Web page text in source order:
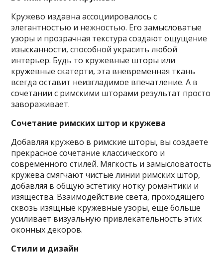
Кружево издавна ассоциировалось с
элегантностью и нежностью. Его замысловатые
узоры и прозрачная текстура создают ощущение
изысканности, способной украсить любой
интерьер. Будь то кружевные шторы или
кружевные скатерти, эта вневременная ткань
всегда оставит неизгладимое впечатление. А в
сочетании с римскими шторами результат просто
завораживает.
Сочетание римских штор и кружева
Добавляя кружево в римские шторы, вы создаете
прекрасное сочетание классического и
современного стилей. Мягкость и замысловатость
кружева смягчают чистые линии римских штор,
добавляя в общую эстетику нотку романтики и
изящества. Взаимодействие света, проходящего
сквозь изящные кружевные узоры, еще больше
усиливает визуальную привлекательность этих
оконных декоров.
Стили и дизайн